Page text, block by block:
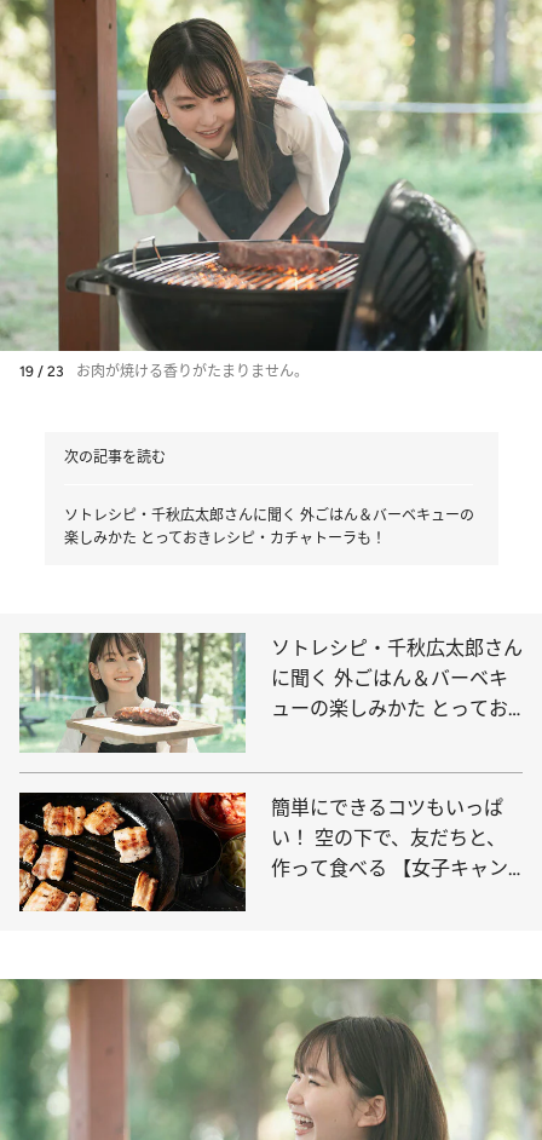
19 / 23 お肉が焼ける香りがたまりません。
次の記事を読む
ソトレシピ・千秋広太郎さんに聞く 外ごはん＆バーベキューの
楽しみかた とっておきレシピ・カチャトーラも！
ソトレシピ・千秋広太郎さん
に聞く 外ごはん＆バーベキ
ューの楽しみかた とってお
簡単にできるコツもいっぱ
い！ 空の下で、友だちと、
作って食べる 【女子キャン